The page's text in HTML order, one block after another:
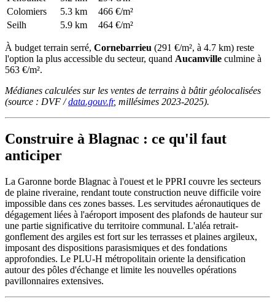
Colomiers
5.3 km
466 €/m²
Seilh
5.9 km 464 €/m²
À budget terrain serré, Cornebarrieu (291 €/m², à 4.7 km) reste
l'option la plus accessible du secteur, quand Aucamville culmine à
563 €/m².
Médianes calculées sur les ventes de terrains à bâtir géolocalisées
(source : DVF /data.gouv.fr, millésimes 2023-2025).
Construire à Blagnac : ce qu'il faut
anticiper
La Garonne borde Blagnac à l'ouest et le PPRI couvre les secteurs
de plaine riveraine, rendant toute construction neuve difficile voire
impossible dans ces zones basses. Les servitudes aéronautiques de
dégagement liées à l'aéroport imposent des plafonds de hauteur sur
une partie significative du territoire communal. L'aléa retrait-
gonflement des argiles est fort sur les terrasses et plaines argileux,
imposant des dispositions parasismiques et des fondations
approfondies. Le PLU-H métropolitain oriente la densification
autour des pôles d'échange et limite les nouvelles opérations
pavillonnaires extensives.